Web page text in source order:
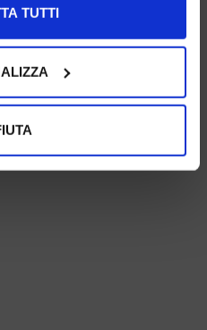
consenso in qualsiasi
sui cookie o facendo clic
anche:
sulla tua posizione
scansionandolo
caratteristiche specifiche
elaborati i tuoi dati personali
in qualsiasi momento
TUTTI